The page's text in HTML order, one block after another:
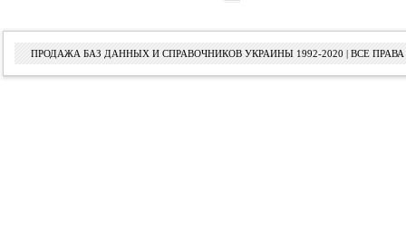
ПРОДАЖА БАЗ ДАННЫХ И СПРАВОЧНИКОВ УКРАИНЫ 1992-2020 | ВСЕ